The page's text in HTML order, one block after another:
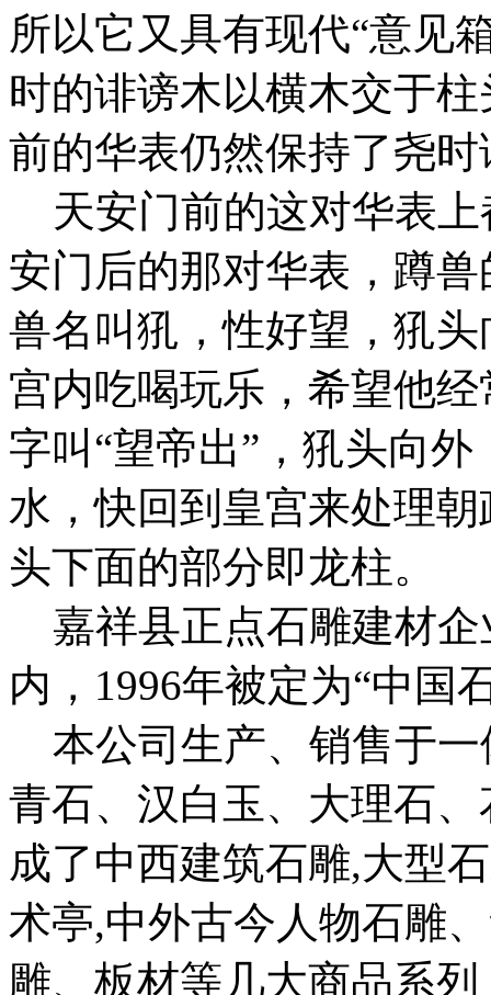
所以它又具有现代“意见
时的诽谤木以横木交于
前的华表仍然保持了尧
天安门前的这对华表上
安门后的那对华表，蹲
兽名叫犼，性好望，犼
宫内吃喝玩乐，希望他
字叫“望帝出”，犼头向
水，快回到皇宫来处理
头下面的部分即龙柱。
嘉祥县正点石雕建材企
内，1996年被定为“中国
本公司生产、销售于一
青石、汉白玉、大理石
成了中西建筑石雕,大型
术亭,中外古今人物石雕
雕、板材等几大商品系